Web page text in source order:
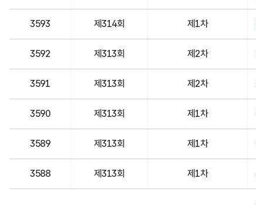
3593 제314회 제1차
3592 제313회 제2차
3591 제313회 제2차
3590 제313회 제1차
3589 제313회 제1차
3588 제313회 제1차